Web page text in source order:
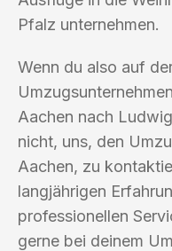
Pfalz unternehmen.
Wenn du also auf
Aachen nach
nicht, uns, den
Aachen, zu
langjährigen
professionellen
gerne bei deinem